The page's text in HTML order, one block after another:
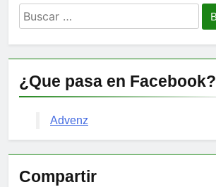
Buscar:
¿Que pasa en Facebook?
Advenz
Compartir